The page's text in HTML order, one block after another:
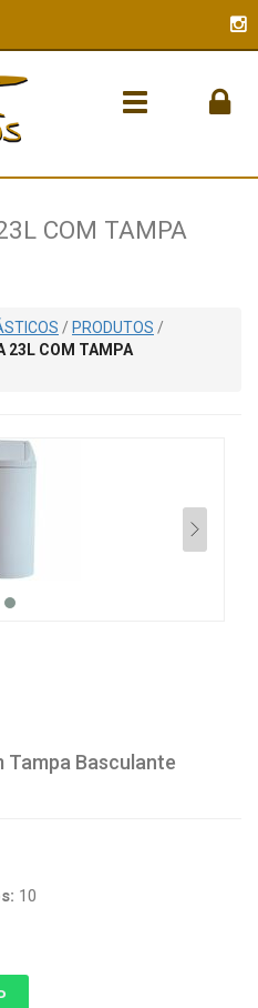
Menu
COM TAMPA
/ PRODUTOS /
23L COM TAMPA
Tampa Basculante
10